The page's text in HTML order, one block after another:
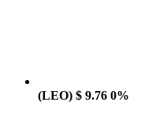
(LEO) $ 9.76 0%